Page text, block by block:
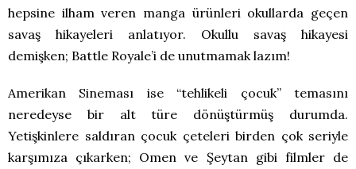
hepsine ilham veren manga ürünleri okullarda geçen
savaş hikayeleri anlatıyor. Okullu savaş hikayesi
demişken; Battle Royale’i de unutmamak lazım!
Amerikan Sineması ise “tehlikeli çocuk” temasını
neredeyse bir alt türe dönüştürmüş durumda.
Yetişkinlere saldıran çocuk çeteleri birden çok seriyle
karşımıza çıkarken; Omen ve Şeytan gibi filmler de